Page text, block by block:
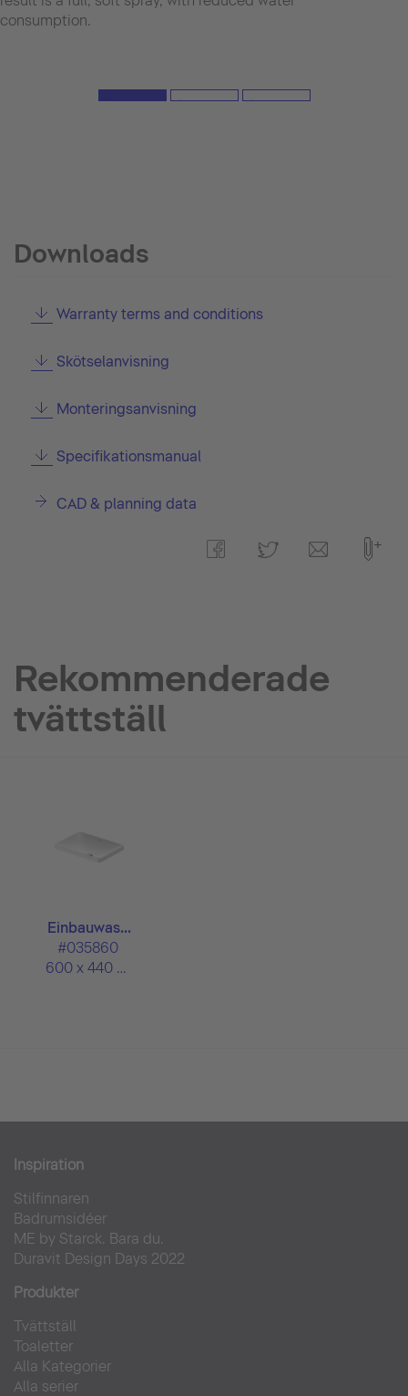
consumption.
Downloads
Warranty terms and conditions
Skötselanvisning
Monteringsanvisning
Specifikationsmanual
CAD & planning data
Rekommenderade
tvättställ
Einbauwas...
#035860
600 x 440 mm
Inspiration
Stilfinnaren
Badrumsidéer
ME by Starck. Bara du.
Duravit Design Days 2022
Produkter
Tvättställ
Toaletter
Alla Kategorier
Alla serier